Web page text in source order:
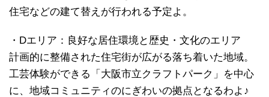
住宅などの建て替えが行われる予定よ。
・Dエリア：良好な居住環境と歴史・文化のエリア
計画的に整備された住宅街が広がる落ち着いた地域。
工芸体験ができる「大阪市立クラフトパーク」を中心
に、地域コミュニティのにぎわいの拠点となるわよ♪